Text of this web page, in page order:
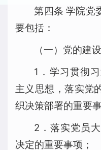
第四条 学院党
要包括：
（一）党的建
1．学习贯彻
主义思想，落实党
织决策部署的重要事
2．落实党员
决定的重要事项；